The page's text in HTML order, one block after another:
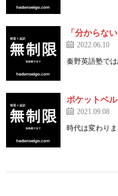
「分からな
2022.06.10
秦野英語塾で
ポケットベ
2021.09.08
時代は変わり